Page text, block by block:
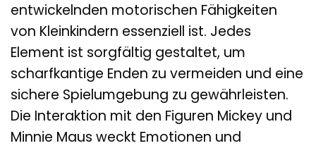
entwickelnden motorischen Fähigkeiten
von Kleinkindern essenziell ist. Jedes
Element ist sorgfältig gestaltet, um
scharfkantige Enden zu vermeiden und eine
sichere Spielumgebung zu gewährleisten.
Die Interaktion mit den Figuren Mickey und
Minnie Maus weckt Emotionen und